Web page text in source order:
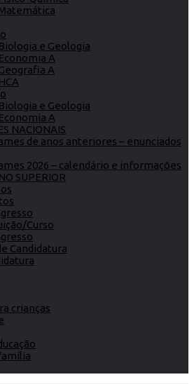
Biologia e Geologia
Economia A
A
HCA
Biologia e Geologia
Economia A
NACIONAIS
de anos anteriores – enunciados
2026 – calendário e informações
SUPERIOR
Curso
Candidatura
crianças